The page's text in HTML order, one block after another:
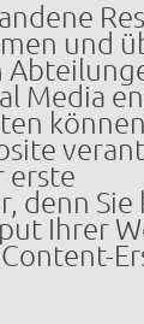
und
Media
erste
denn Sie
Ihrer